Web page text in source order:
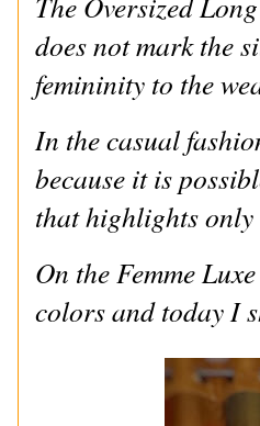
does not mark the
femininity to the
In the casual
because it is
that highlights only
On the Femme
colors and today I